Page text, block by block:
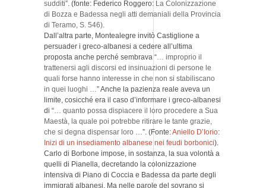
sudditi”. (fonte: Federico Roggero: La Colonizzazione
di Bozza e Badessa negli atti demaniali della Provincia
di Teramo, S. 546).
Dall’altra parte, Montealegre invitò Castiglione a
persuader i greco-albanesi a cedere all’ultima
proposta anche perché sembrava “… improprio il
trattenersi agli discorsi ed insinuazioni di persone le
quali forse hanno interesse in che non si stabiliscano
in quei luoghi …” Anche la pazienza reale aveva un
limite, cosicché era il caso d’informare i greco-albanesi
di “… quanto possa dispiacere il loro procedere a Sua
Maestà, la quale poi potrebbe ritirare le tante grazie,
che si degna dispensar loro …”. (Fonte:Aniello D’Iorio:
Inizi di un insediamento albanese nei feudi borbonici).
Carlo di Borbone impose, in sostanza, la sua volontà a
quelli di Pianella, decretando la colonizzazione
intensiva di Piano di Coccia e Badessa da parte degli
immigrati albanesi. Ma nelle parole del sovrano si